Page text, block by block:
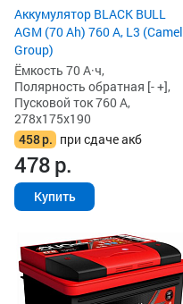
Аккумулятор BLACK BULL
AGM (70 Ah) 760 А, L3 (Camel
Group)
Ёмкость 70 А·ч,
Полярность обратная [- +],
Пусковой ток 760 А,
278x175x190
458р. при сдаче акб
478р.
Купить